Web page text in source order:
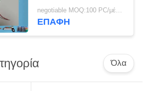
ανάγλυφο τυπωμένων
υλών οθόνης μεταξιού
negotiable MOQ:100 PC/μέρος
ΕΠΑΦΉ
Όλα